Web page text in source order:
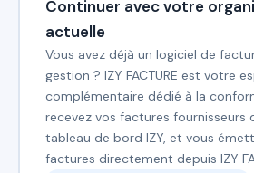
Continuer avec votre
actuelle
Vous avez déjà un logiciel de
gestion ? IZY FACTURE est votre
complémentaire dédié à la
recevez vos factures fournisseurs
tableau de bord IZY, et vous
factures directement depuis IZY